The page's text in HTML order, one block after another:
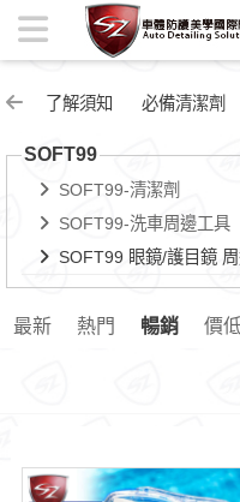
SOFT99 眼鏡/護目鏡 周邊 |
了解須知 必備清潔劑
SOFT99
SOFT99-清潔劑
SOFT99-洗車周邊工具
SOFT99 眼鏡/護目鏡
最新 熱門 暢銷 價